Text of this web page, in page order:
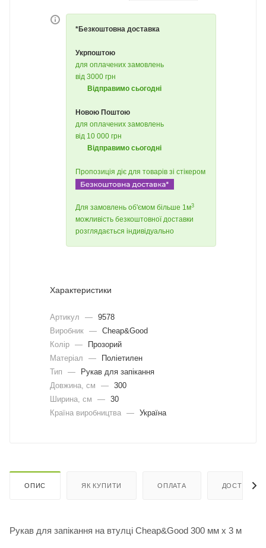
*Безкоштовна доставка
Укрпоштою
для оплачених замовлень
від 3000 грн
Відправимо сьогодні
Новою Поштою
для оплачених замовлень
від 10 000 грн
Відправимо сьогодні
Пропозиція діє для товарів зі стікером
Для замовлень об'ємом більше 1м3
можливість безкоштовної доставки
розглядається індивідуально
Характеристики
Артикул — 9578
Виробник — Cheap&Good
Колір —
Прозорий
Матеріал
—
Поліетилен
Тип
—
Рукав для запікання
Довжина, cм
— 300
Ширина, cм
— 30
Країна виробництва — Україна
ОПИС ЯК КУПИТИ ОПЛАТА ДОСТАВКА
Рукав для запікання на втулці Cheap&Good 300 мм х 3 м